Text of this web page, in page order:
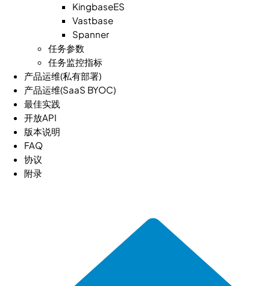
KingbaseES
Vastbase
Spanner
任务参数
任务监控指标
产品运维(私有部署)
产品运维(SaaS BYOC)
最佳实践
开放API
版本说明
FAQ
协议
附录